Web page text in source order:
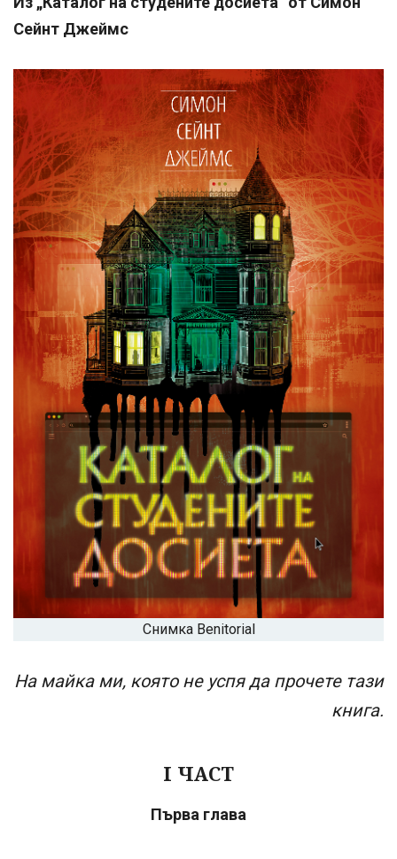
Сейнт Джеймс
Снимка Benitorial
На майка ми, която не успя да прочете тази
книга.
I ЧАСТ
Първа глава